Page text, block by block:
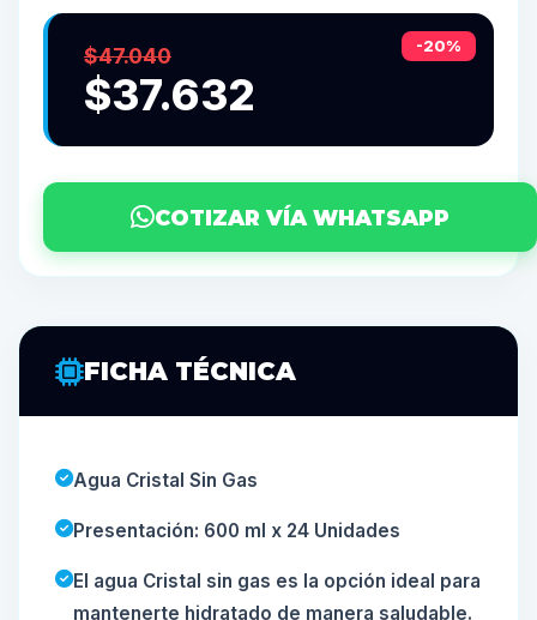
-20%
$47.040
$37.632
COTIZAR VÍA WHATSAPP
FICHA TÉCNICA
Agua Cristal Sin Gas
Presentación: 600 ml x 24 Unidades
El agua Cristal sin gas es la opción ideal para
mantenerte hidratado de manera saludable.